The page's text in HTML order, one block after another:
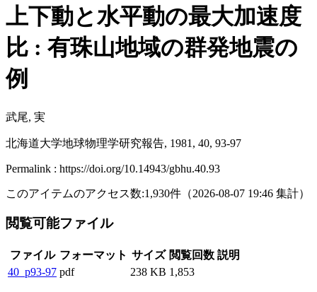
上下動と水平動の最大加速度
比 : 有珠山地域の群発地震の
例
武尾, 実
北海道大学地球物理学研究報告, 1981, 40, 93-97
Permalink : https://doi.org/10.14943/gbhu.40.93
このアイテムのアクセス数:1,930件 （2026-08-07 19:46 集計）
閲覧可能ファイル
ファイル フォーマット サイズ 閲覧回数 説明
40_p93-97 pdf 238 KB 1,853